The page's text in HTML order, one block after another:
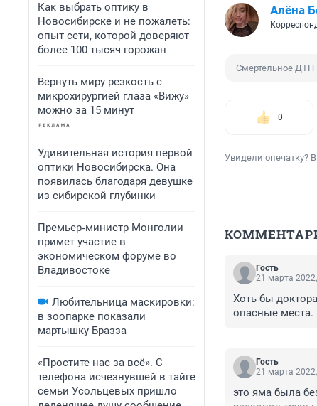
Как выбрать оптику в
Новосибирске и не пожалеть:
опыт сети, которой доверяют
более 100 тысяч горожан
Вернуть миру резкость с
микрохирургией глаза «Вижу»
можно за 15 минут
Удивительная история первой
оптики Новосибирска. Она
появилась благодаря девушке
из сибирской глубинки
Премьер‑министр Монголии
примет участие в
экономическом форуме во
Владивостоке
Любительница маскировки:
в зоопарке показали
мартышку Бразза
«Простите нас за всё». С
телефона исчезнувшей в тайге
семьи Усольцевых пришло
Алёна
Смертельное ДТП
0
Увидели опечатку?
Гость
21 марта
Хоть бы
опасные места.
Гость
21 марта
это яма была